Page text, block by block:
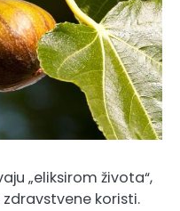
„eliksirom života“,
koristi.